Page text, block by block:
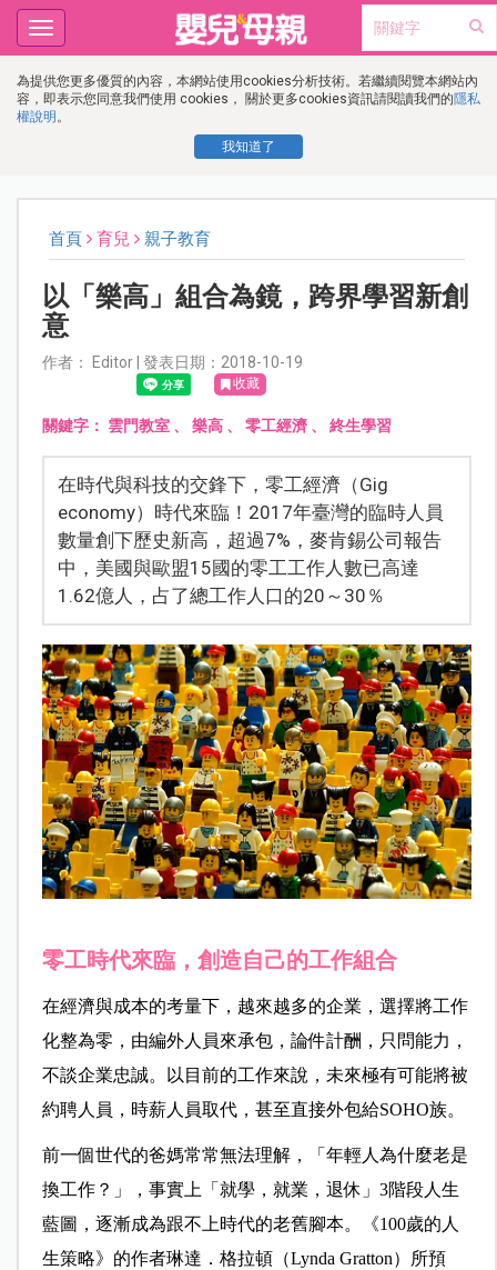
為提供您更多優質的內容，本網站使用cookies分析技術。若繼續閱覽本網站內
容，即表示您同意我們使用 cookies， 關於更多cookies資訊請閱讀我們的隱私
權說明 。
我知道了
Toggle
navigation
首頁 育兒 親子教育
以「樂高」組合為鏡，跨界學習新創
意
作者： Editor | 發表日期：2018-10-19
收藏
關鍵字： 雲門教室、 樂高、 零工經濟、 終生學習
在時代與科技的交鋒下，零工經濟（Gig
economy）時代來臨！2017年臺灣的臨時人員
數量創下歷史新高，超過7%，麥肯錫公司報告
中，美國與歐盟15國的零工工作人數已高達
1.62億人，占了總工作人口的20～30％
零工時代來臨，創造自己的工作組合
在經濟與成本的考量下，越來越多的企業，選擇將工作
化整為零，由編外人員來承包，論件計酬，只問能力，
不談企業忠誠。以目前的工作來說，未來極有可能將被
約聘人員，時薪人員取代，甚至直接外包給SOHO族。
前一個世代的爸媽常常無法理解，「年輕人為什麼老是
換工作？」，事實上「就學，就業，退休」3階段人生
藍圖，逐漸成為跟不上時代的老舊腳本。《100歲的人
生策略》的作者琳達．格拉頓（Lynda Gratton）所預